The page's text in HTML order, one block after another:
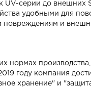
UV-серии до внешних
удобными для
повреждениям и
нормах
году компания
хранение" и